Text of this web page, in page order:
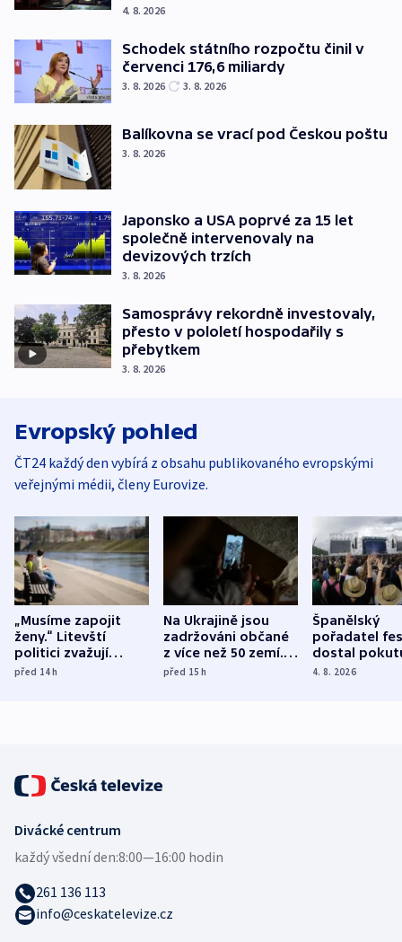
4. 8. 2026
Schodek státního rozpočtu činil v
červenci 176,6 miliardy
3. 8. 2026 3. 8. 2026
Balíkovna se vrací pod Českou poštu
3. 8. 2026
Japonsko a USA poprvé za 15 let
společně intervenovaly na
devizových trzích
3. 8. 2026
Samosprávy rekordně investovaly,
přesto v pololetí hospodařily s
přebytkem
3. 8. 2026
Evropský pohled
ČT24 každý den vybírá z obsahu publikovaného evropskými
veřejnými médii, členy Eurovize.
„Musíme zapojit
ženy.“ Litevští
politici zvažují
dohodu o
před 14h
Na Ukrajině jsou
zadržováni občané
z více než 50 zemí.
Bojovali na straně
před 15h
Španělský
pořadatel
dostal
nekalé
4. 8. 2026
Divácké centrum
každý všední den:8:00—16:00 hodin
261 136 113
info@ceskatelevize.cz